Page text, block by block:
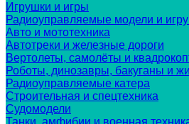
Игрушки и игры
Радиоуправляемые модели и
Авто и мототехника
Автотреки и железные дороги
Вертолеты, самолёты и
Роботы, динозавры, бакуганы и
Радиоуправляемые катера
Строительная и спецтехника
Судомодели
Танки, амфибии и военная